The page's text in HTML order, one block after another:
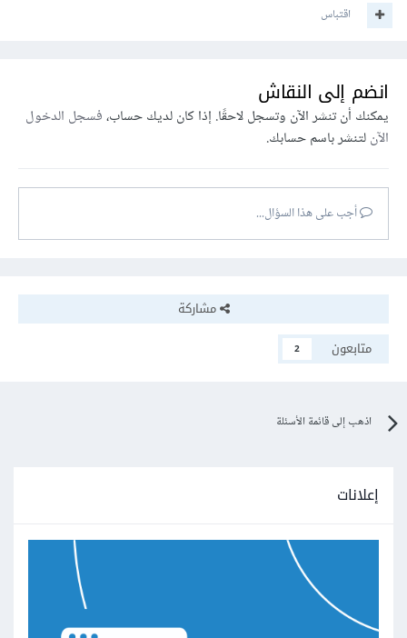
اقتباس
انضم إلى النقاش
يمكنك أن تنشر الآن وتسجل لاحقًا. إذا كان لديك حساب،فسجل الدخول
الآنلتنشر باسم حسابك.
أجب على هذا السؤال...
مشاركة
متابعون
2
اذهب إلى قائمة الأسئلة
إعلانات